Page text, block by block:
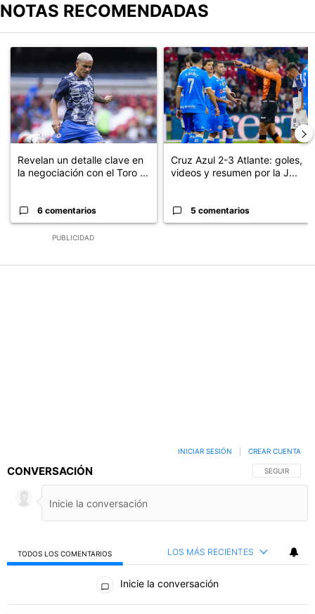
NOTAS RECOMENDADAS
PUBLICIDAD
Un artículo de tendencia con el título "Revelan un detalle clave
Revelan un detalle clave en
la negociación con el Toro ...
6 comentarios
Un artículo de tendencia con el
Cruz Azul 2-3 Atlante: goles,
videos y resumen por la J...
5 comentarios
CONVERSACIÓN SIGA ESTA
SEGUIR
INICIAR SESIÓN CREAR CUENTA
TODOS LOS COMENTARIOS LOS MÁS RECIENTES
Todos los comentarios
Inicie la conversación